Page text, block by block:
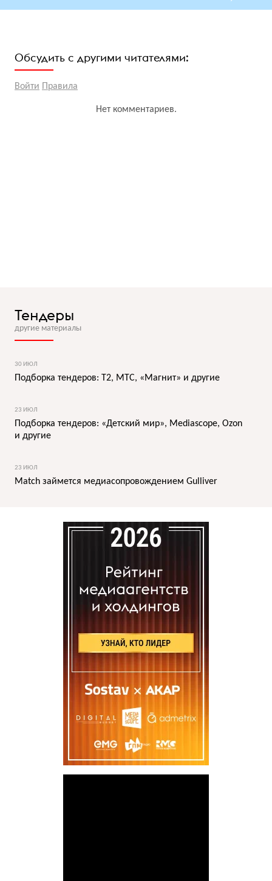
Обсудить с другими читателями:
Войти Правила
Нет комментариев.
Тендеры
другие материалы
30 ИЮЛ
Подборка тендеров: T2, МТС, «Магнит» и другие
23 ИЮЛ
Подборка тендеров: «Детский мир», Mediascope, Ozon
и другие
23 ИЮЛ
Match займется медиасопровождением Gulliver